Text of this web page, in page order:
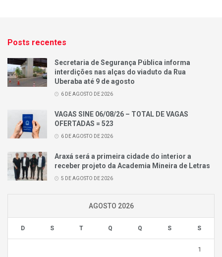
Posts recentes
Secretaria de Segurança Pública informa
interdições nas alças do viaduto da Rua
Uberaba até 9 de agosto
6 DE AGOSTO DE 2026
VAGAS SINE 06/08/26 – TOTAL DE VAGAS
OFERTADAS = 523
6 DE AGOSTO DE 2026
Araxá será a primeira cidade do interior a
receber projeto da Academia Mineira de Letras
5 DE AGOSTO DE 2026
AGOSTO 2026
D S T Q Q S S
1